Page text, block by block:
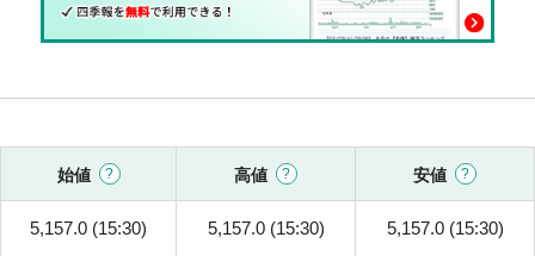
始値 高値 安値
5,157.0 (15:30) 5,157.0 (15:30) 5,157.0 (15:30)